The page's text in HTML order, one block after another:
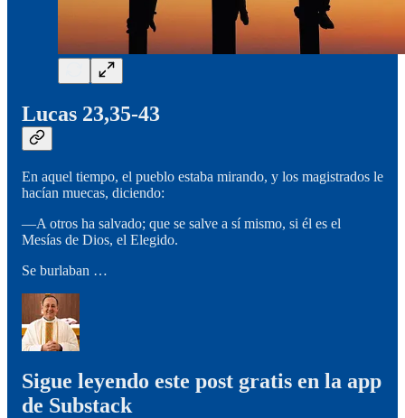
Lucas 23,35-43
En aquel tiempo, el pueblo estaba mirando, y los magistrados le
hacían muecas, diciendo:
—A otros ha salvado; que se salve a sí mismo, si él es el
Mesías de Dios, el Elegido.
Se burlaban …
Sigue leyendo este post gratis en la app
de Substack